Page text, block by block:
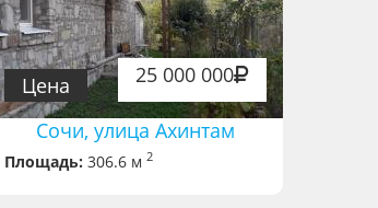
25 000 000
Цена
Сочи, улица Ахинтам
Площадь: 306.6 м 2